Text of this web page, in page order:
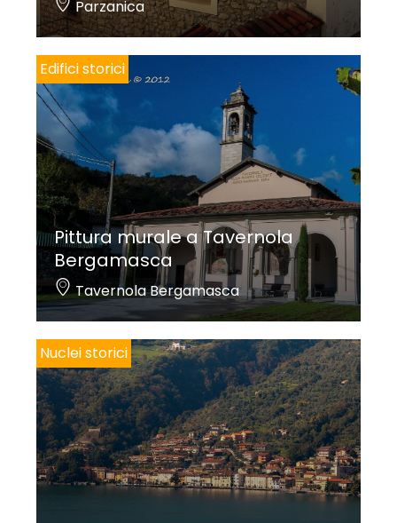
Parzanica
Edifici storici
Pittura murale a Tavernola
Bergamasca
Tavernola Bergamasca
Nuclei storici